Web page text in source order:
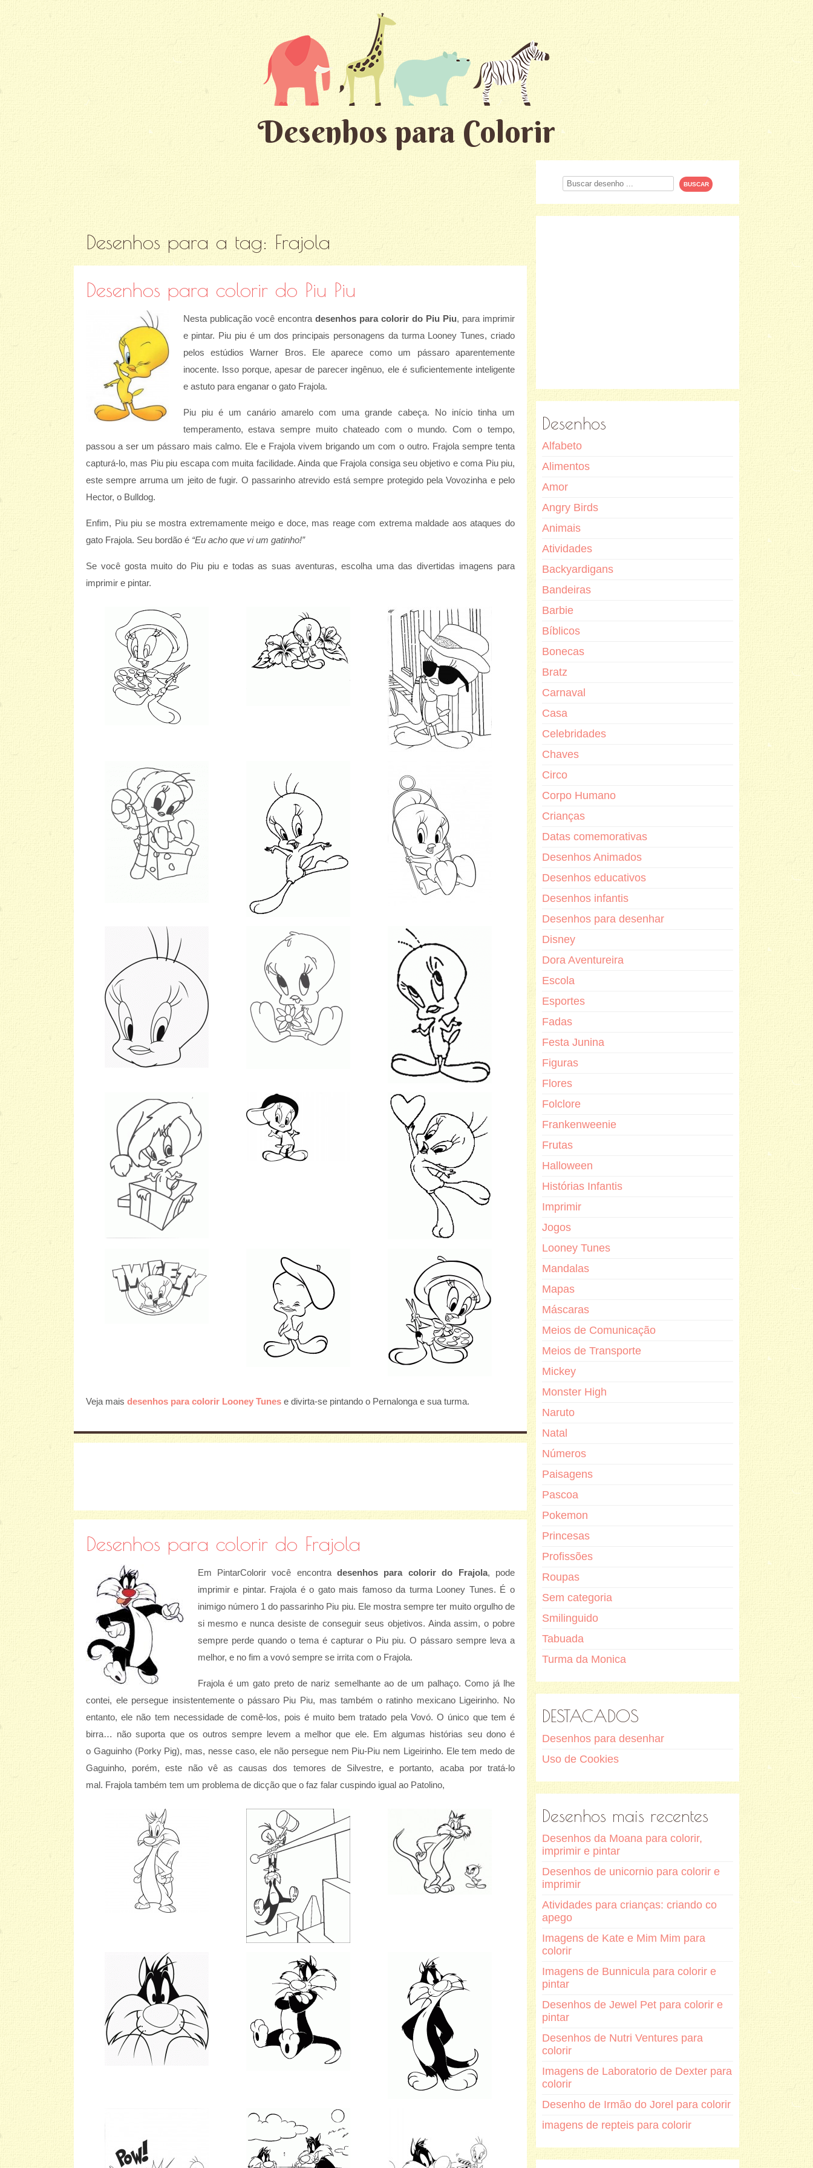
Desenhos para Colorir
Desenhos para a tag: Frajola
Desenhos para colorir do Piu Piu
Nesta publicação você encontra desenhos para colorir do Piu Piu, para imprimir
e pintar. Piu piu é um dos principais personagens da turma Looney Tunes, criado
pelos estúdios Warner Bros. Ele aparece como um pássaro aparentemente
inocente. Isso porque, apesar de parecer ingênuo, ele é suficientemente inteligente
e astuto para enganar o gato Frajola.
Piu piu é um canário amarelo com uma grande cabeça. No início tinha um
temperamento, estava sempre muito chateado com o mundo. Com o tempo,
passou a ser um pássaro mais calmo. Ele e Frajola vivem brigando um com o outro. Frajola sempre tenta
capturá-lo, mas Piu piu escapa com muita facilidade. Ainda que Frajola consiga seu objetivo e coma Piu piu,
este sempre arruma um jeito de fugir. O passarinho atrevido está sempre protegido pela Vovozinha e pelo
Hector, o Bulldog.
Enfim, Piu piu se mostra extremamente meigo e doce, mas reage com extrema maldade aos ataques do
gato Frajola. Seu bordão é “Eu acho que vi um gatinho!”
Se você gosta muito do Piu piu e todas as suas aventuras, escolha uma das divertidas imagens para
imprimir e pintar.
Veja mais desenhos para colorir Looney Tunes e divirta-se pintando o Pernalonga e sua turma.
Desenhos para colorir do Frajola
Em PintarColorir você encontradesenhos para colorir do Frajola, pode
imprimir e pintar. Frajola é o gato mais famoso da turma Looney Tunes. É o
inimigo número 1 do passarinho Piu piu. Ele mostra sempre ter muito orgulho de
si mesmo e nunca desiste de conseguir seus objetivos. Ainda assim, o pobre
sempre perde quando o tema é capturar o Piu piu. O pássaro sempre leva a
melhor, e no fim a vovó sempre se irrita com o Frajola.
Frajola é um gato preto de nariz semelhante ao de um palhaço. Como já lhe
contei, ele persegue insistentemente o pássaro Piu Piu, mas também o ratinho mexicano Ligeirinho. No
entanto, ele não tem necessidade de comê-los, pois é muito bem tratado pela Vovó. O único que tem é
birra… não suporta que os outros sempre levem a melhor que ele. Em algumas histórias seu dono é
o Gaguinho (Porky Pig), mas, nesse caso, ele não persegue nem Piu-Piu nem Ligeirinho. Ele tem medo de
Gaguinho, porém, este não vê as causas dos temores de Silvestre, e portanto, acaba por tratá-lo
mal. Frajola também tem um problema de dicção que o faz falar cuspindo igual ao Patolino,
Procurar
Desenhos
Alfabeto
Alimentos
Amor
Angry Birds
Animais
Atividades
Backyardigans
Bandeiras
Barbie
Bíblicos
Bonecas
Bratz
Carnaval
Casa
Celebridades
Chaves
Circo
Corpo Humano
Crianças
Datas comemorativas
Desenhos Animados
Desenhos educativos
Desenhos infantis
Desenhos para desenhar
Disney
Dora Aventureira
Escola
Esportes
Fadas
Festa Junina
Figuras
Flores
Folclore
Frankenweenie
Frutas
Halloween
Histórias Infantis
Imprimir
Jogos
Looney Tunes
Mandalas
Mapas
Máscaras
Meios de Comunicação
Meios de Transporte
Mickey
Monster High
Naruto
Natal
Números
Paisagens
Pascoa
Pokemon
Princesas
Profissões
Roupas
Sem categoria
Smilinguido
Tabuada
Turma da Monica
DESTACADOS
Desenhos para desenhar
Uso de Cookies
Desenhos mais recentes
Desenhos da Moana para colorir,
imprimir e pintar
Desenhos de unicornio para colorir e
imprimir
Atividades para crianças: criando co
apego
Imagens de Kate e Mim Mim para
colorir
Imagens de Bunnicula para colorir e
pintar
Desenhos de Jewel Pet para colorir e
pintar
Desenhos de Nutri Ventures para
colorir
Imagens de Laboratorio de Dexter para
colorir
Desenho de Irmão do Jorel para colorir
imagens de repteis para colorir